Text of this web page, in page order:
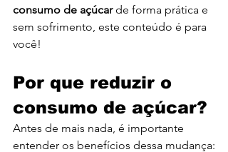
consumo de açúcar de forma prática e
sem sofrimento, este conteúdo é para
você!
Por que reduzir o
consumo de açúcar?
Antes de mais nada, é importante
entender os benefícios dessa mudança: